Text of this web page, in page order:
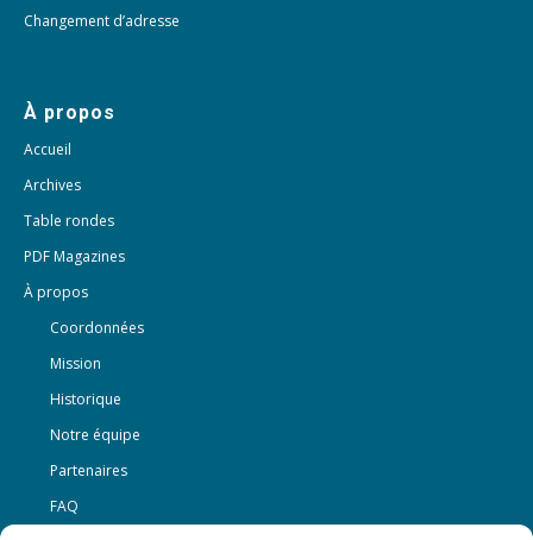
Changement d’adresse
À propos
Accueil
Archives
Table rondes
PDF Magazines
À propos
Coordonnées
Mission
Historique
Notre équipe
Partenaires
FAQ